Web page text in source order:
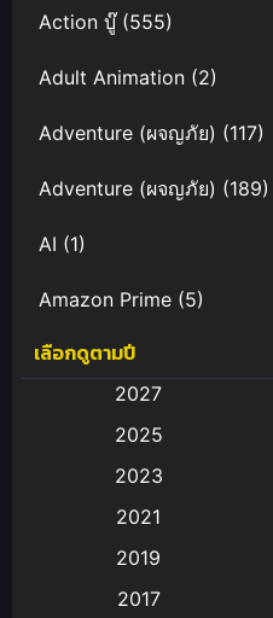
Action บู๊(555)
Adult Animation (2)
Adventure (ผจญภัย) (117)
Adventure (ผจญภัย) (189)
AI (1)
Amazon Prime (5)
Anal (ประตูหลัง)
Animation การ์ตูน
Animation อนิเมะ
เลือกดูตามปี
2027
2025
2023
2021
2019
2017